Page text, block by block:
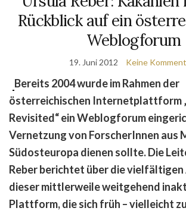
Rückblick auf ein
Weblogforum
19. Juni 2012 Keine
Bereits 2004 wurde im Rahmen der
österreichischen Internetplattform
Revisited“ ein Weblogforum
Vernetzung von ForscherInnen aus
Südosteuropa dienen sollte. Die
Reber berichtet über die
dieser mittlerweile weitgehend
Plattform, die sich früh – vielleicht